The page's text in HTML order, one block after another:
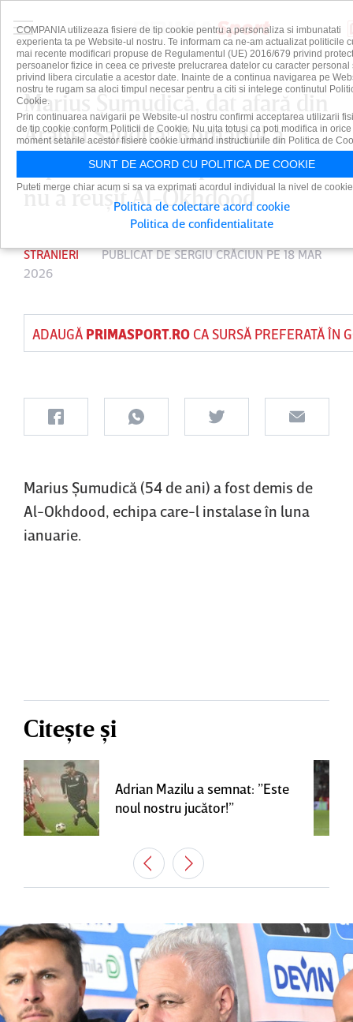
Marius Şumudică, dat afară din
Arabia Saudită! Românul a
explicat motivele pentru care
nu a reuşit Al-Okhdood
STRANIERI PUBLICAT DESERGIU CRĂCIUNPE 18 MAR
2026
ADAUGĂ PRIMASPORT.ROCA SURSĂ PREFERATĂ ÎN
Marius Şumudică (54 de ani) a fost demis de
Al-Okhdood, echipa care-l instalase în luna
ianuarie.
Citește și
Adrian Mazilu a semnat: ”Este
noul nostru jucător!”
COMPANIA utilizeaza fisiere de tip cookie pentru a personaliza si imbunatati
experienta ta pe Website-ul nostru. Te informam ca ne-am actualizat politicile
mai recente modificari propuse de Regulamentul (UE) 2016/679 privind
persoanelor fizice in ceea ce priveste prelucrarea datelor cu caracter personal
privind libera circulatie a acestor date. Inainte de a continua navigarea pe
nostru te rugam sa aloci timpul necesar pentru a citi si intelege continutul
Cookie.
Prin continuarea navigarii pe Website-ul nostru confirmi acceptarea utilizarii
de tip cookie conform Politicii de Cookie. Nu uita totusi ca poti modifica in orice
moment setarile acestor fisiere cookie urmand instructiunile din Politica de
SUNT DE ACORD CU POLITICA DE COOKIE
Puteti merge chiar acum si sa va exprimati acordul individual la nivel de
Politica de colectare acord cookie
Politica de confidentialitate